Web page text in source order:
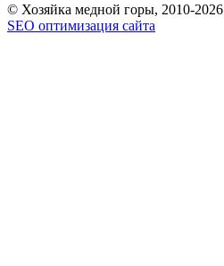
© Хозяйка медной горы, 2010-2026
SEO оптимизация сайта